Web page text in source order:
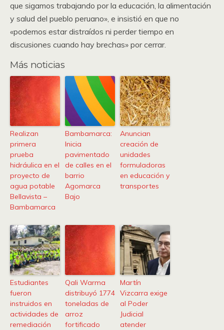
que sigamos trabajando por la educación, la alimentación
y salud del pueblo peruano», e insistió en que no
«podemos estar distraídos ni perder tiempo en
discusiones cuando hay brechas» por cerrar.
Más noticias
Realizan
primera
prueba
hidráulica en el
proyecto de
agua potable
Bellavista –
Bambamarca
Bambamarca:
Inicia
pavimentado
de calles en el
barrio
Agomarca
Bajo
Anuncian
creación de
unidades
formuladoras
en educación y
transportes
Estudiantes
fueron
instruidos en
actividades de
remediación
Qali Warma
distribuyó 1774
toneladas de
arroz
fortificado
Martín
Vizcarra exige
al Poder
Judicial
atender